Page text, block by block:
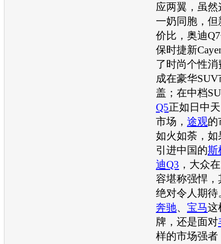
应两翼，虽
一奶同胞，但
价比， 奥迪Q7
保时捷新
了时尚个性
成在豪华SUV
盖；在中档
Q5正如日中
市场， 途观的
如火如荼，
引进中国的斯
迪Q3 ， 大众
容堪称强悍
绝对令人期
奔驰、 宝马这
牌，还是面对
样的市场强者